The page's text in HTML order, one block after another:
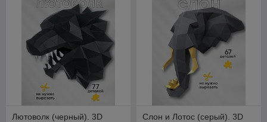
Лютоволк (черный). 3D
Слон и Лотос (серый). 3D